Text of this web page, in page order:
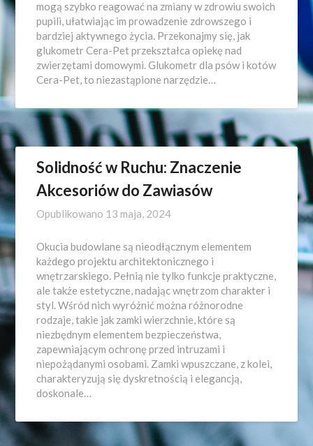
mogą szybko reagować na zmiany w zdrowiu swoich
pupili, ułatwiając im prowadzenie zdrowszego i
bardziej aktywnego życia. Przekonajmy się, jak
glukometr Cera-Pet przekształca opiekę nad
zwierzętami domowymi. Glukometr dla psów i kotów
Cera-Pet, to niezastąpione narzędzie…
Solidność w Ruchu: Znaczenie
Akcesoriów do Zawiasów
Opublikowano 13 maja, 2024
Okucia budowlane są nieodłącznym elementem
każdego projektu architektonicznego i
wnętrzarskiego. Pełnią nie tylko funkcje praktyczne,
ale także estetyczne, nadając wnętrzom charakter i
styl. Wśród nich wyróżnić można różnorodne
rodzaje, takie jak zamki wierzchnie, które są
niezbędnym elementem bezpieczeństwa,
zapewniającym ochronę przed intruzami i
niepożądanymi osobami. Zamki wpuszczane, z kolei,
charakteryzują się dyskretnością i elegancją,
doskonale…